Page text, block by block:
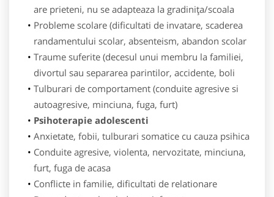
are prieteni, nu se adapteaza la gradiniţa/scoala
Probleme scolare (dificultati de invatare, scaderea
randamentului scolar, absenteism, abandon scolar
Traume suferite (decesul unui membru la familiei,
divortul sau separarea parintilor, accidente, boli
Tulburari de comportament (conduite agresive si
autoagresive, minciuna, fuga, furt)
Psihoterapie adolescenti
Anxietate, fobii, tulburari somatice cu cauza psihica
Conduite agresive, violenta, nervozitate, minciuna,
furt, fuga de acasa
Conflicte in familie, dificultati de relationare